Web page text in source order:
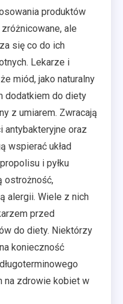
produktów
ale
się co do ich
Lekarze i
miód, jako naturalny
dodatkiem do diety
z umiarem. Zwracają
antybakteryjne oraz
wspierać układ
i pyłku
ostrożność,
alergii. Wiele z nich
przed
do diety. Niektórzy
konieczność
na zdrowie kobiet w